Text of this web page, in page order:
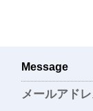
Message
メールアド